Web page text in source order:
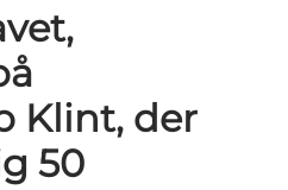
Klint, der
50